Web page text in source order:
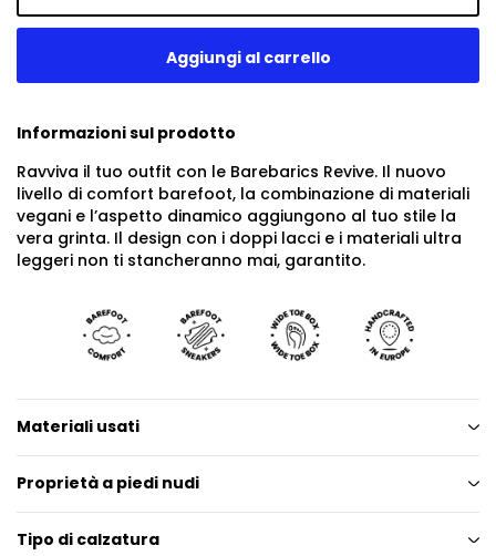
Informazioni sul prodotto
Ravviva il tuo outfit con le Barebarics Revive. Il nuovo
livello di comfort barefoot, la combinazione di materiali
vegani e l’aspetto dinamico aggiungono al tuo stile la
vera grinta. Il design con i doppi lacci e i materiali ultra
leggeri non ti stancheranno mai, garantito.
Materiali usati
Proprietà a piedi nudi
Tipo di calzatura